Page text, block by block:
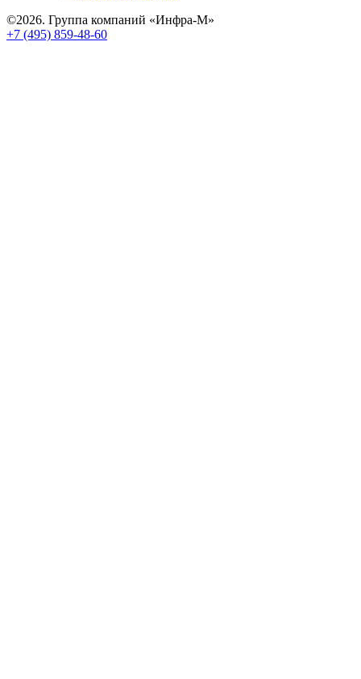
©2026. Группа компаний «Инфра-М»
+7 (495) 859-48-60